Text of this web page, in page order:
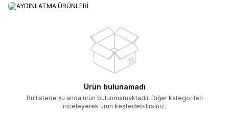
AYDINLATMA ÜRÜNLERİ
Ürün bulunamadı
Bu listede şu anda ürün bulunmamaktadır. Diğer kategorileri
inceleyerek ürün keşfedebilirsiniz.